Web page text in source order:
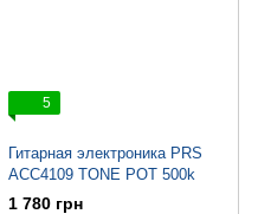
5
Гитарная электроника PRS
ACC4109 TONE POT 500k
1 780 грн